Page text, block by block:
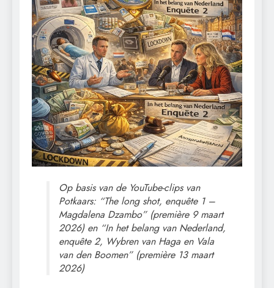
Op basis van de YouTube-clips van
Potkaars: “The long shot, enquête 1 –
Magdalena Dzambo” (première 9 maart
2026) en “In het belang van Nederland,
enquête 2, Wybren van Haga en Vala
van den Boomen” (première 13 maart
2026)